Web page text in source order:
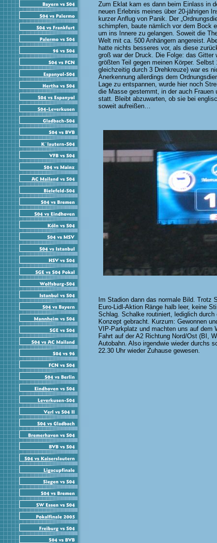
Zum Eklat kam es dann beim Einlass in
neuen Erlebnis meines über 20-jährigen
kurzer Anflug von Panik. Der
schimpfen, baute nämlich vor dem Bock
um ins Innere zu gelangen. Soweit die
Welt mit ca. 500 Anhängern angereist.
hatte nichts besseres vor, als diese
groß war der Druck. Die Folge: das Gitter
größten Teil gegen meinen Körper.
gleichzeitig durch 3 Drehkreuze) war es
Anerkennung allerdings dem
Lage zu entspannen, wurde hier noch
die Masse gestemmt, in der auch Frauen
statt. Bleibt abzuwarten, ob sie bei
soweit aufreißen…
Im Stadion dann das normale Bild. Trotz
Euro-Lidl-Aktion Ränge halb leer, keine
Schlag. Schalke routiniert, lediglich
Konzept gebracht. Kurzum: Gewonnen
VIP-Parkplatz und machten uns auf dem
Fahrt auf der A2 Richtung Nord/Ost (BI,
Autobahn. Also irgendwie wieder durchs
22.30 Uhr wieder Zuhause gewesen.